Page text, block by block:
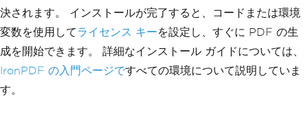
決されます。 インストールが完了すると、コードまたは環境
変数を使用してライセンス キーを設定し、すぐに PDF の生
成を開始できます。 詳細なインストール ガイドについては、
IronPDF の入門ページですべての環境について説明していま
す。